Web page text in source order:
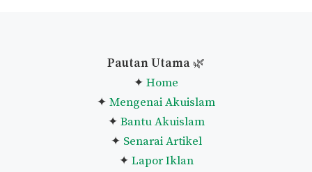
Pautan Utama 🌿
✦ Home
✦ Mengenai Akuislam
✦ Bantu Akuislam
✦ Senarai Artikel
✦ Lapor Iklan